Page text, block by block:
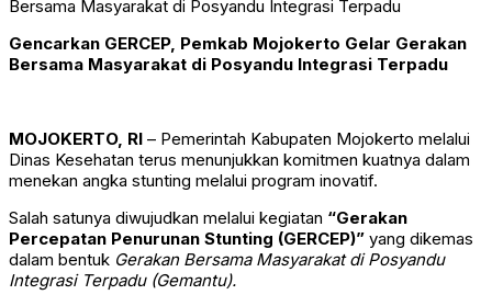
Gencarkan GERCEP, Pemkab Mojokerto Gelar Gerakan
Bersama Masyarakat di Posyandu Integrasi Terpadu
MOJOKERTO, RI – Pemerintah Kabupaten Mojokerto melalui
Dinas Kesehatan terus menunjukkan komitmen kuatnya dalam
menekan angka stunting melalui program inovatif.
Salah satunya diwujudkan melalui kegiatan “Gerakan
Percepatan Penurunan Stunting (GERCEP)” yang dikemas
dalam bentuk Gerakan Bersama Masyarakat di Posyandu
Integrasi Terpadu (Gemantu).